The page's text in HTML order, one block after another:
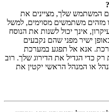
המשתמש שלך, מציינים את
משתמשים מסוימים, למשל
אינך יכול לשנות את הנוסח
ישיר מפני שהם נקבעים
אנא אל תפגע במערכת
רק כדי הגדיל את הדירוג שלך. רוב
או המנהל הראשי יקטין את